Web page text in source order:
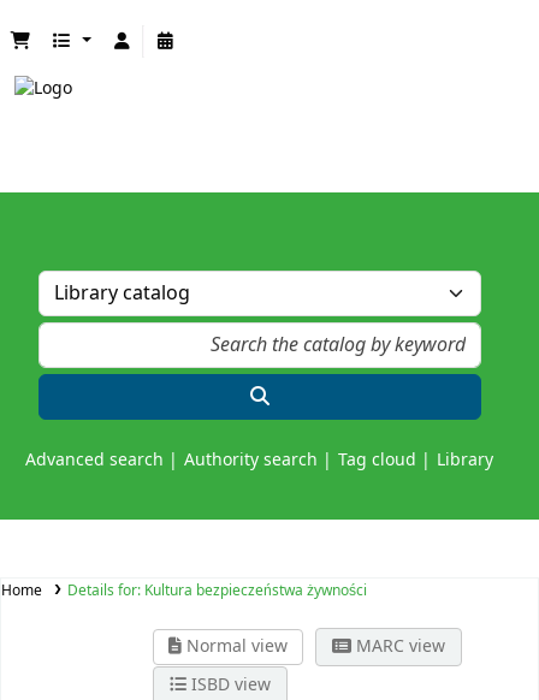
Advanced search Authority search Tag cloud Library
Home Details for: Kultura bezpieczeństwa żywności
Normal view
MARC view
ISBD view